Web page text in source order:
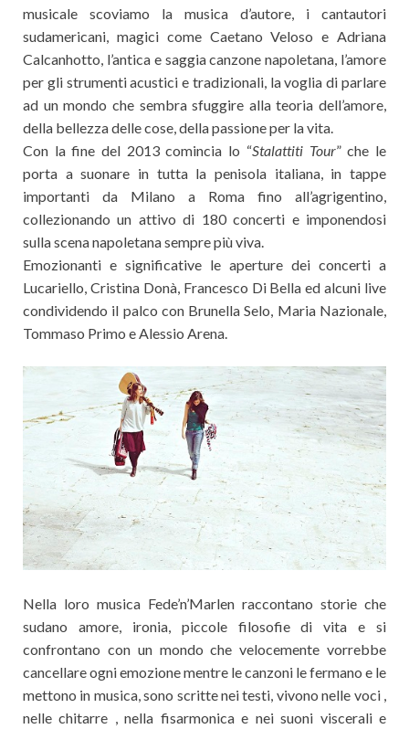
musicale scoviamo la musica d’autore, i cantautori
sudamericani, magici come Caetano Veloso e Adriana
Calcanhotto, l’antica e saggia canzone napoletana, l’amore
per gli strumenti acustici e tradizionali, la voglia di parlare
ad un mondo che sembra sfuggire alla teoria dell’amore,
della bellezza delle cose, della passione per la vita.
Con la fine del 2013 comincia lo “Stalattiti Tour” che le
porta a suonare in tutta la penisola italiana, in tappe
importanti da Milano a Roma fino all’agrigentino,
collezionando un attivo di 180 concerti e imponendosi
sulla scena napoletana sempre più viva.
Emozionanti e significative le aperture dei concerti a
Lucariello, Cristina Donà, Francesco Di Bella ed alcuni live
condividendo il palco con Brunella Selo, Maria Nazionale,
Tommaso Primo e Alessio Arena.
Nella loro musica Fede’n’Marlen raccontano storie che
sudano amore, ironia, piccole filosofie di vita e si
confrontano con un mondo che velocemente vorrebbe
cancellare ogni emozione mentre le canzoni le fermano e le
mettono in musica, sono scritte nei testi, vivono nelle voci ,
nelle chitarre , nella fisarmonica e nei suoni viscerali e